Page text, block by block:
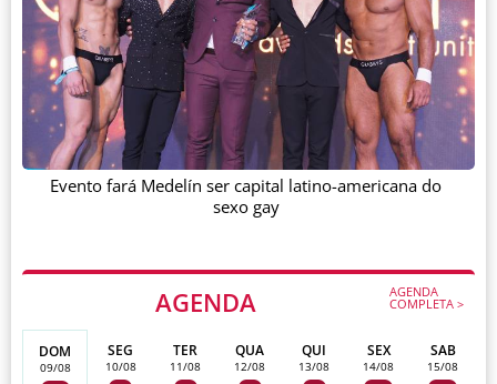
AGENDA AGENDA
COMPLETA >
DOM
09/08
SEG
10/08
TER
11/08
QUA
12/08
QUI
13/08
SEX
14/08
SAB
15/08
Evento fará Medelín ser capital latino-americana do
sexo gay